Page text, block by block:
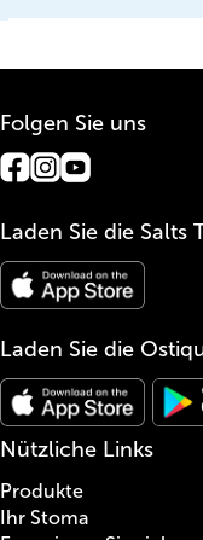
Folgen Sie uns
Laden Sie die Salts
Laden Sie die
Nützliche Links
Produkte
Ihr Stoma